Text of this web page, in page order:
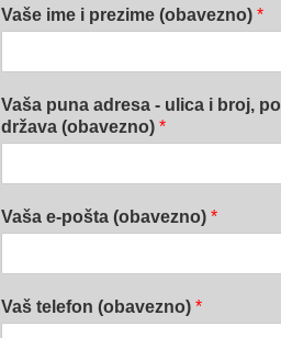
Vaše ime i prezime (obavezno) *
Vaša puna adresa - ulica i broj,
država (obavezno) *
Vaša e-pošta (obavezno) *
Vaš telefon (obavezno) *